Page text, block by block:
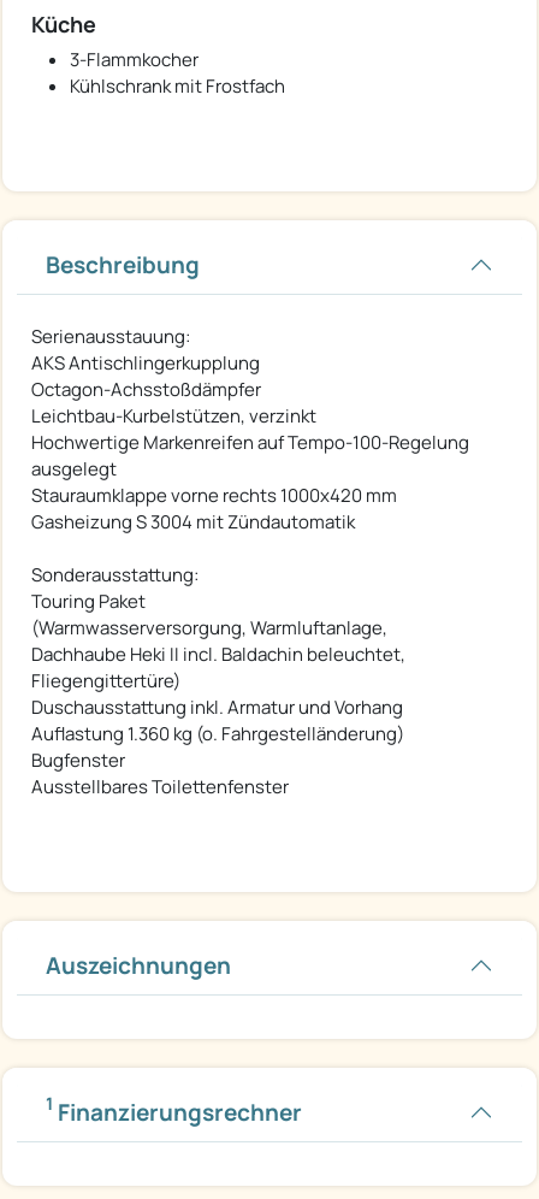
Küche
3-Flammkocher
Kühlschrank mit Frostfach
Beschreibung
Serienausstauung:
AKS Antischlingerkupplung
Octagon-Achsstoßdämpfer
Leichtbau-Kurbelstützen, verzinkt
Hochwertige Markenreifen auf Tempo-100-Regelung
ausgelegt
Stauraumklappe vorne rechts 1000x420 mm
Gasheizung S 3004 mit Zündautomatik
Sonderausstattung:
Touring Paket
(Warmwasserversorgung, Warmluftanlage,
Dachhaube Heki II incl. Baldachin beleuchtet,
Fliegengittertüre)
Duschausstattung inkl. Armatur und Vorhang
Auflastung 1.360 kg (o. Fahrgestelländerung)
Bugfenster
Ausstellbares Toilettenfenster
Auszeichnungen
1 Finanzierungsrechner